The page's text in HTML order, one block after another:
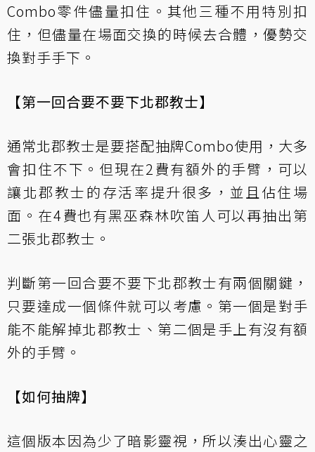
Combo零件儘量扣住。其他三種不用特別扣
住，但儘量在場面交換的時候去合體，優勢交
換對手手下。
【第一回合要不要下北郡教士】
通常北郡教士是要搭配抽牌Combo使用，大多
會扣住不下。但現在2費有額外的手臂，可以
讓北郡教士的存活率提升很多，並且佔住場
面。在4費也有黑巫森林吹笛人可以再抽出第
二張北郡教士。
判斷第一回合要不要下北郡教士有兩個關鍵，
只要達成一個條件就可以考慮。第一個是對手
能不能解掉北郡教士、第二個是手上有沒有額
外的手臂。
【如何抽牌】
這個版本因為少了暗影靈視，所以湊出心靈之